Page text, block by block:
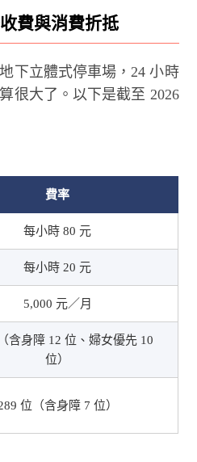
費與消費折抵
下立體式停車場，24 小時
很大了。以下是截至 2026
費率
每小時 80 元
每小時 20 元
5,000 元／月
含身障 12 位、婦女優先 10
位）
位（含身障 7 位）